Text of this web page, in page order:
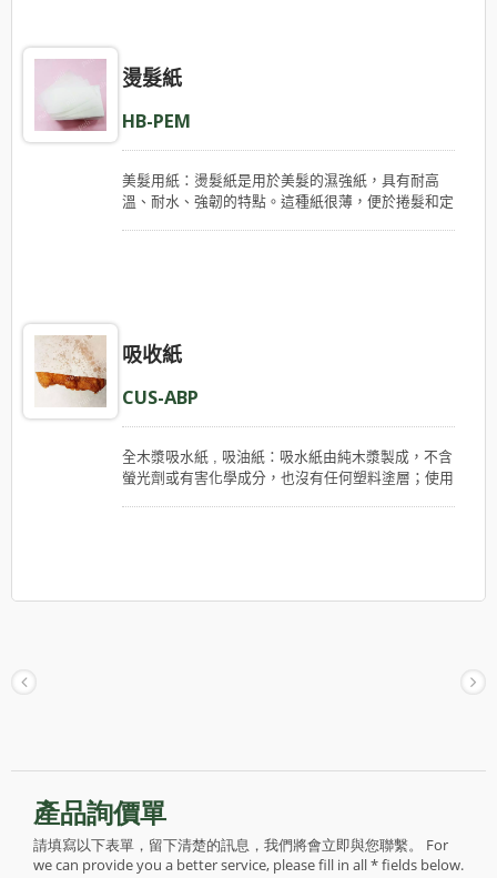
燙髮紙
HB-PEM
美髮用紙：燙髮紙是用於美髮的濕強紙，具有耐高
溫、耐水、強韌的特點。這種紙很薄，便於捲髮和定
吸收紙
CUS-ABP
全木漿吸水紙 , 吸油紙：吸水紙由純木漿製成，不含
螢光劑或有害化學成分，也沒有任何塑料塗層；使用